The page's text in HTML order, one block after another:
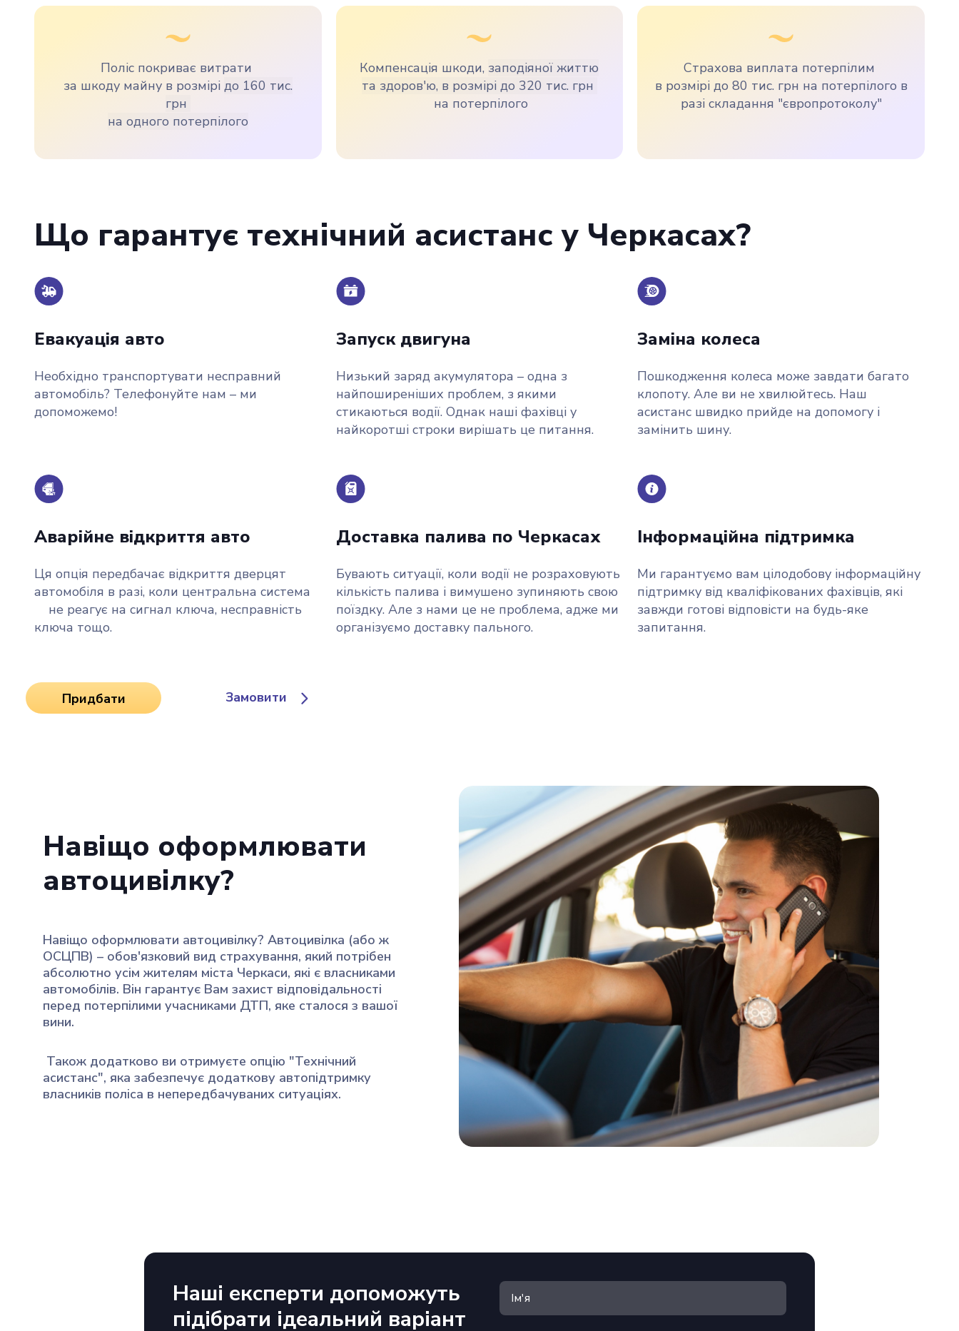
Поліс покриває витрати
за шкоду майну в розмірі до 160 тис.
грн
на одного потерпілого
Компенсація шкоди, заподіяної життю
та здоров'ю, в розмірі до 320 тис. грн
на потерпілого
Страхова виплата потерпілим
в розмірі до 80 тис. грн на потерпілого в
разі складання "європротоколу"
Що гарантує технічний асистанс у Черкасах?
Евакуація авто
Необхідно транспортувати несправний
автомобіль? Телефонуйте нам – ми
допоможемо!
Запуск двигуна
Низький заряд акумулятора – одна з
найпоширеніших проблем, з якими
стикаються водії. Однак наші фахівці у
найкоротші строки вирішать це питання.
Заміна колеса
Пошкодження колеса може завдати багато
клопоту. Але ви не хвилюйтесь. Наш
асистанс швидко прийде на допомогу і
замінить шину.
Аварійне відкриття авто
Ця опція передбачає відкриття дверцят
автомобіля в разі, коли центральна система
не реагує на сигнал ключа, несправність
ключа тощо.
Доставка палива по Черкасах
Бувають ситуації, коли водії не розраховують
кількість палива і вимушено зупиняють свою
поїздку. Але з нами це не проблема, адже ми
організуємо доставку пального.
Інформаційна підтримка
Ми гарантуємо вам цілодобову інформаційну
підтримку від кваліфікованих фахівців, які
завжди готові відповісти на будь-яке
запитання.
Придбати Замовити
Навіщо оформлювати
автоцивілку?
Навіщо оформлювати автоцивілку? Автоцивілка (або ж
ОСЦПВ) – обов'язковий вид страхування, який потрібен
абсолютно усім жителям міста Черкаси, які є власниками
автомобілів. Він гарантує Вам захист відповідальності
перед потерпілими учасниками ДТП, яке сталося з вашої
вини.
Також додатково ви отримуєте опцію "Технічний
асистанс", яка забезпечує додаткову автопідтримку
власників поліса в непередбачуваних ситуаціях.
Наші експерти допоможуть
підібрати ідеальний варіант